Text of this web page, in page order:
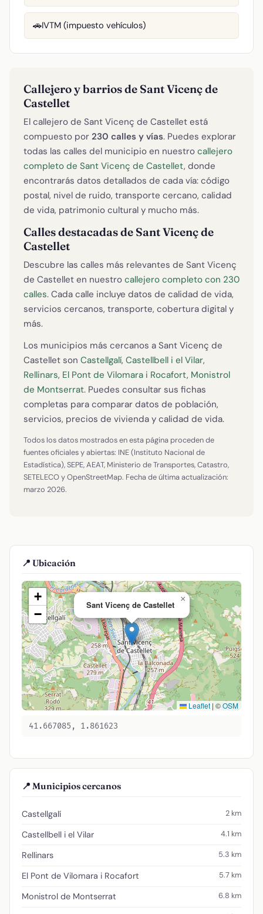
🚗IVTM (impuesto vehículos)
Callejero y barrios de Sant Vicenç de
Castellet
El callejero de Sant Vicenç de Castellet está
compuesto por 230 calles y vías. Puedes explorar
todas las calles del municipio en nuestro callejero
completo de Sant Vicenç de Castellet, donde
encontrarás datos detallados de cada vía: código
postal, nivel de ruido, transporte cercano, calidad
de vida, patrimonio cultural y mucho más.
Calles destacadas de Sant Vicenç de
Castellet
Descubre las calles más relevantes de Sant Vicenç
de Castellet en nuestro callejero completo con 230
calles. Cada calle incluye datos de calidad de vida,
servicios cercanos, transporte, cobertura digital y
más.
Los municipios más cercanos a Sant Vicenç de
Castellet son Castellgalí, Castellbell i el Vilar,
Rellinars, El Pont de Vilomara i Rocafort, Monistrol
de Montserrat. Puedes consultar sus fichas
completas para comparar datos de población,
servicios, precios de vivienda y calidad de vida.
Todos los datos mostrados en esta página proceden de
fuentes oficiales y abiertas: INE (Instituto Nacional de
Estadística), SEPE, AEAT, Ministerio de Transportes, Catastro,
SETELECO y OpenStreetMap. Fecha de última actualización:
marzo 2026.
📍 Ubicación
Sant Vicenç de Castellet
×
+
−
Leaflet | ©OSM
41.667085, 1.861623
📍 Municipios cercanos
Castellgalí 2 km
Castellbell i el Vilar 4.1 km
Rellinars 5.3 km
El Pont de Vilomara i Rocafort 5.7 km
Monistrol de Montserrat 6.8 km